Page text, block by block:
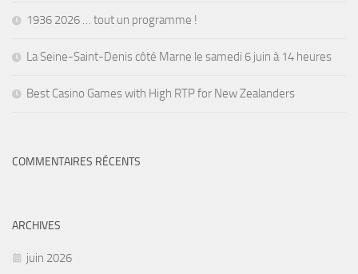
1936 2026 … tout un programme !
La Seine-Saint-Denis côté Marne le samedi 6 juin à 14 heures
Best Casino Games with High RTP for New Zealanders
COMMENTAIRES RÉCENTS
ARCHIVES
juin 2026